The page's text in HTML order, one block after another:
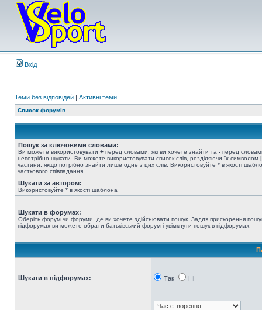
Вхід
Теми без відповідей | Активні теми
Список форумів
Пошук за ключовими словами:
Ви можете використовувати + перед словами, які ви хочете знайти та - перед
непотрібно шукати. Ви можете використовувати список слів, розділяючи їх символом |
частини, якщо потрібно знайти лише одне з цих слів. Використовуйте * в якості
часткового співпадання.
Шукати за автором:
Використовуйте * в якості шаблона
Шукати в форумах:
Оберіть форум чи форуми, де ви хочете здійснювати пошук. Задля прискорення
підфорумах ви можете обрати батьківський форум і увімкнути пошук в підфорумах.
Шукати в підфорумах: Так Ні